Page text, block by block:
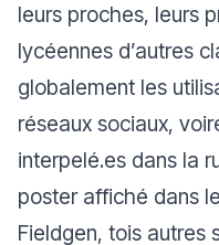
leurs proches, leurs
lycéennes d’autres
globalement les
réseaux sociaux,
interpelé.es dans la
poster affiché dans
Fieldgen, tois autres